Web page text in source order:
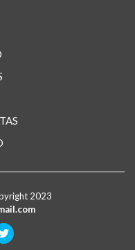
2023